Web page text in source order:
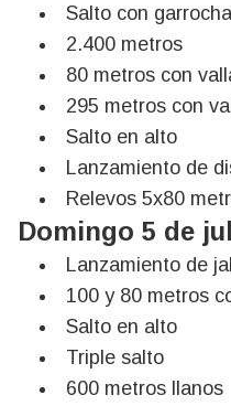
Salto con garrocha
2.400 metros
80 metros con
295 metros con
Salto en alto
Lanzamiento de
Relevos 5x80
Domingo 5 de
Lanzamiento de
100 y 80 metros
Salto en alto
Triple salto
600 metros llanos